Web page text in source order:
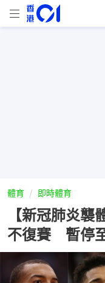
體育 即時體育
【新冠肺炎
不復賽 暫停